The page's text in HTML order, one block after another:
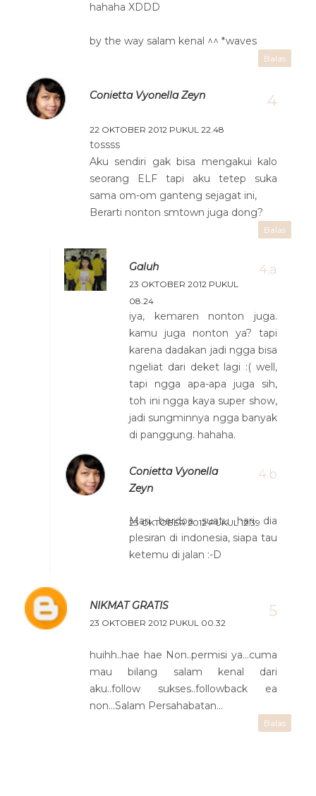
hahaha XDDD
by the way salam kenal ^^ *waves
Balas
Conietta Vyonella Zeyn
22 OKTOBER 2012 PUKUL 22.48
tossss
Aku sendiri gak bisa mengakui kalo
seorang ELF tapi aku tetep suka
sama om-om ganteng sejagat ini,
Berarti nonton smtown juga dong?
Balas
Galuh
23 OKTOBER 2012 PUKUL
08.24
iya, kemaren nonton juga.
kamu juga nonton ya? tapi
karena dadakan jadi ngga bisa
ngeliat dari deket lagi :( well,
tapi ngga apa-apa juga sih,
toh ini ngga kaya super show,
jadi sungminnya ngga banyak
di panggung. hahaha.
Conietta Vyonella
Zeyn
23 OKTOBER 2012 PUKUL 12.39
Mari berdoa suatu hari dia
plesiran di indonesia, siapa tau
ketemu di jalan :-D
NIKMAT GRATIS
23 OKTOBER 2012 PUKUL 00.32
huihh..hae hae Non..permisi ya...cuma
mau bilang salam kenal dari
aku..follow sukses..followback ea
non...Salam Persahabatan...
Balas